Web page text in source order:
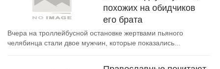
похожих на обидчиков
его брата
Вчера на троллейбусной остановке жертвами пьяного
челябинца стали двое мужчин, которые показались...